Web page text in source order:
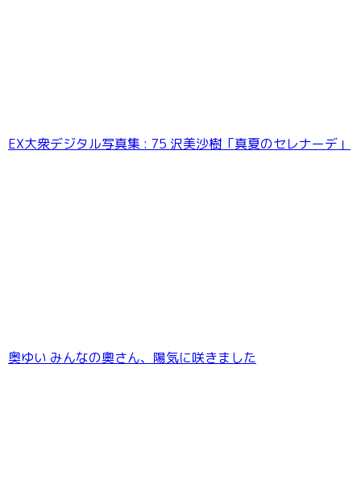
EX大衆デジタル写真集 : 75 沢美沙樹「真夏のセレナーデ」
奥ゆい みんなの奧さん、陽気に咲きました